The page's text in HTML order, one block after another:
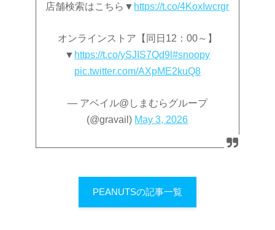
店舗検索はこちら▼ https://t.co/4KoxIwcrgr
オンラインストア【同日12：00～】
▼ https://t.co/ySJIS7Qd9l#snoopy
pic.twitter.com/AXpME2kuQ8
— アベイル@しまむらグループ
(@gravail) May 3, 2026
PEANUTSの記事一覧